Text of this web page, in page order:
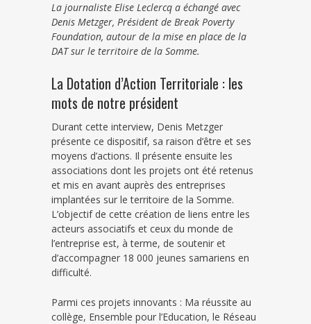
La journaliste Elise Leclercq a échangé avec
Denis Metzger, Président de Break Poverty
Foundation, autour de la mise en place de la
DAT sur le territoire de la Somme.
La Dotation d’Action Territoriale : les
mots de notre président
Durant cette interview, Denis Metzger
présente ce dispositif, sa raison d’être et ses
moyens d’actions. Il présente ensuite les
associations dont les projets ont été retenus
et mis en avant auprès des entreprises
implantées sur le territoire de la Somme.
L’objectif de cette création de liens entre les
acteurs associatifs et ceux du monde de
l’entreprise est, à terme, de soutenir et
d’accompagner 18 000 jeunes samariens en
difficulté.
Parmi ces projets innovants : Ma réussite au
collège, Ensemble pour l’Education, le Réseau